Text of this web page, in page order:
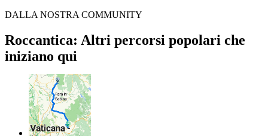
DALLA NOSTRA COMMUNITY
Roccantica: Altri percorsi popolari che
iniziano qui